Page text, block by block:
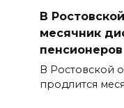
В
месячник
пенсионеров
В Ростовской
продлится